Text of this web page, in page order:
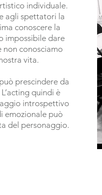
individuale.
agli spettatori la
conoscere la
impossibile dare
non conosciamo
vita.
prescindere da
quindi è
introspettivo
emozionale può
del personaggio.